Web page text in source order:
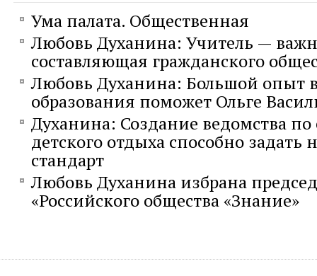
Ума палата. Общественная
Любовь Духанина: Учитель —
составляющая гражданского
Любовь Духанина: Большой опыт
образования поможет Ольге
Духанина: Создание ведомства
детского отдыха способно
стандарт
Любовь Духанина избрана
«Российского общества «Знание»